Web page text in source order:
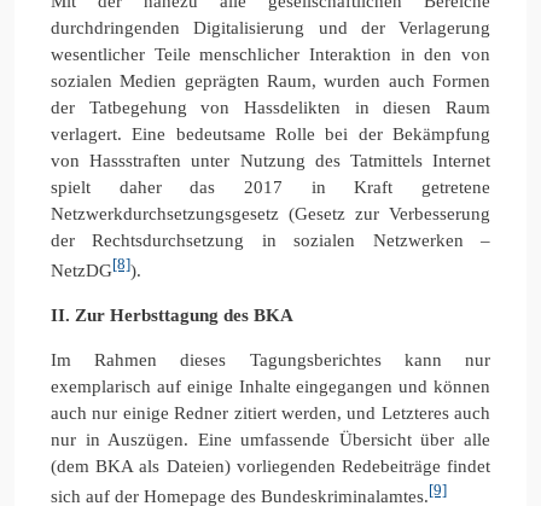
durchdringenden Digitalisierung und der Verlagerung
wesentlicher Teile menschlicher Interaktion in den von
sozialen Medien geprägten Raum, wurden auch Formen
der Tatbegehung von Hassdelikten in diesen Raum
verlagert. Eine bedeutsame Rolle bei der Bekämpfung
von Hassstraften unter Nutzung des Tatmittels Internet
spielt daher das 2017 in Kraft getretene
Netzwerkdurchsetzungsgesetz (Gesetz zur Verbesserung
der Rechtsdurchsetzung in sozialen Netzwerken –
NetzDG[8]).
II. Zur Herbsttagung des BKA
Im Rahmen dieses Tagungsberichtes kann nur
exemplarisch auf einige Inhalte eingegangen und können
auch nur einige Redner zitiert werden, und Letzteres auch
nur in Auszügen. Eine umfassende Übersicht über alle
(dem BKA als Dateien) vorliegenden Redebeiträge findet
sich auf der Homepage des Bundeskriminalamtes.[9]